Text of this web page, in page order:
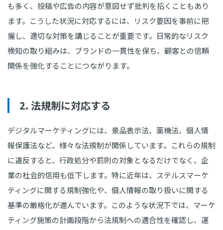
も多く、投稿や広告の内容が意図せず批判を招くこともあり
ます。こうした状況に対応するには、リスク要因を事前に把
握し、適切な対策を講じることが重要です。日常的なリスク
検知の取り組みは、ブランドの一貫性を保ち、顧客との信頼
関係を強化することにつながります。
2. 法規制に対応する
デジタルマーケティングには、景品表示法、薬機法、個人情
報保護法など、様々な法規制が関係しています。これらの規制
に違反すると、行政処分や罰則の対象となるだけでなく、企
業の社会的信用も低下します。特に近年は、ステルスマーケ
ティングに関する規制強化や、個人情報の取り扱いに関する
基準の厳格化が進んでいます。このような状況下では、マーケ
ティング施策の計画段階から法規制への適合性を確認し、運